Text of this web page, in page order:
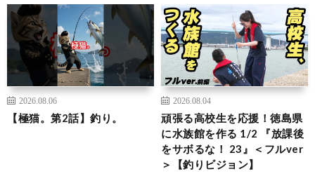
2026.08.06
【極猫。第2話】釣り。
2026.08.04
頑張る高校生を応援！徳島県
に水族館を作る 1/2 『放課後
をサボるな！ 23』＜フルver
＞【釣りビジョン】